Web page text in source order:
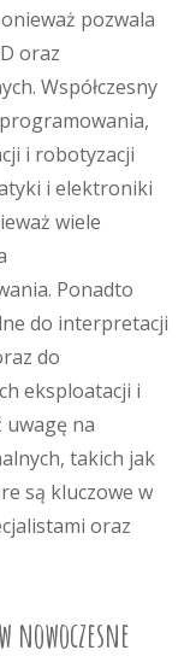
pozwala
oraz
Współczesny
i robotyzacji
i elektroniki
wiele
Ponadto
do interpretacji
do
eksploatacji i
uwagę na
takich jak
są kluczowe w
oraz
nowoczesne